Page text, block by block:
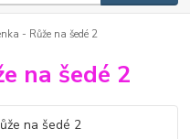
- Růže na šedé 2
na šedé 2